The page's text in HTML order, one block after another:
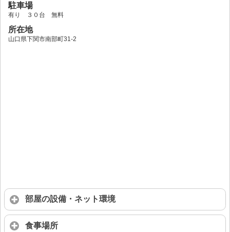
駐車場
有り ３０台 無料
所在地
山口県下関市南部町31-2
部屋の設備・ネット環境
食事場所